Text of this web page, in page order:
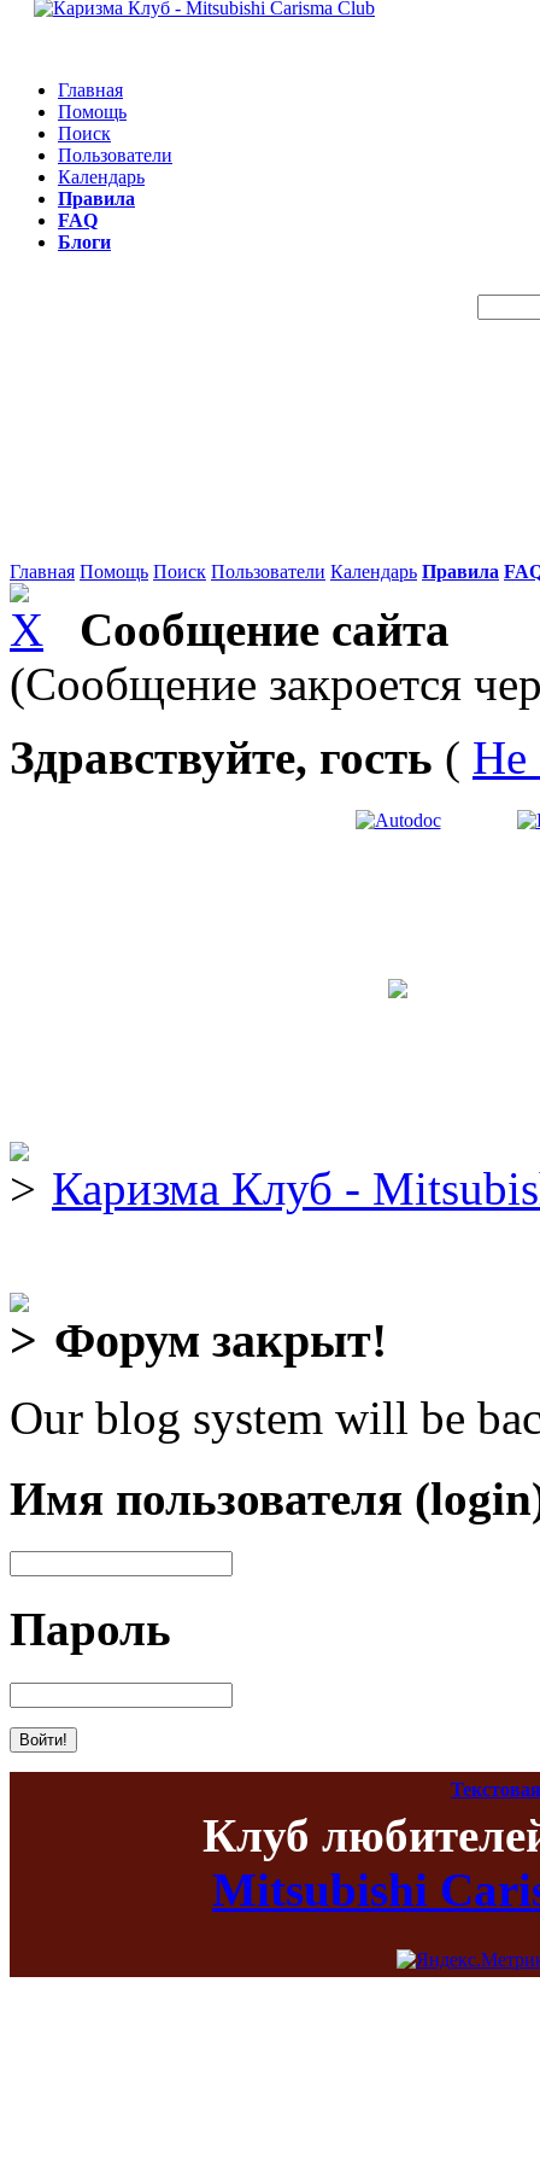
Главная
Помощь
Поиск
Пользователи
Календарь
Правила
FAQ
Блоги
Главная Помощь Поиск Пользователи Календарь Правила
Сообщение сайта
(Сообщение закроется
Здравствуйте, гость ( Не
Каризма Клуб -
Форум закрыт!
Our blog system will be
Имя пользователя
Пароль
Клуб
Mitsubishi